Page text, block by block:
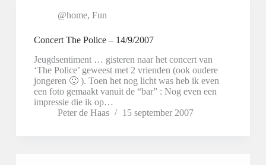
@home, Fun
Concert The Police – 14/9/2007
Jeugdsentiment … gisteren naar het concert van
‘The Police’ geweest met 2 vrienden (ook oudere
jongeren 🙂 ). Toen het nog licht was heb ik even
een foto gemaakt vanuit de “bar” : Nog even een
impressie die ik op…
Peter de Haas
15 september 2007